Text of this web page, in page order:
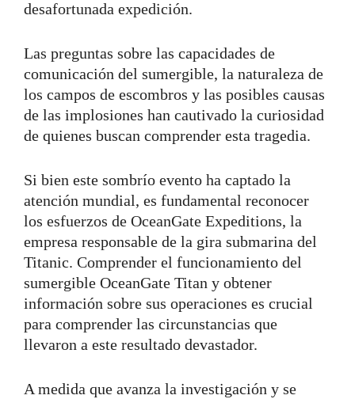
desafortunada expedición.
Las preguntas sobre las capacidades de
comunicación del sumergible, la naturaleza de
los campos de escombros y las posibles causas
de las implosiones han cautivado la curiosidad
de quienes buscan comprender esta tragedia.
Si bien este sombrío evento ha captado la
atención mundial, es fundamental reconocer
los esfuerzos de OceanGate Expeditions, la
empresa responsable de la gira submarina del
Titanic. Comprender el funcionamiento del
sumergible OceanGate Titan y obtener
información sobre sus operaciones es crucial
para comprender las circunstancias que
llevaron a este resultado devastador.
A medida que avanza la investigación y se